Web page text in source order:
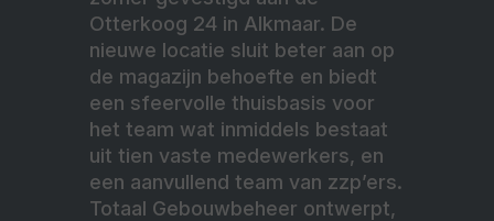
Otterkoog 24 in Alkmaar. De
nieuwe locatie sluit beter aan op
de magazijn behoefte en biedt
een sfeervolle thuisbasis voor
het team wat inmiddels bestaat
uit tien vaste medewerkers, en
een aanvullend team van zzp’ers.
Totaal Gebouwbeheer ontwerpt,